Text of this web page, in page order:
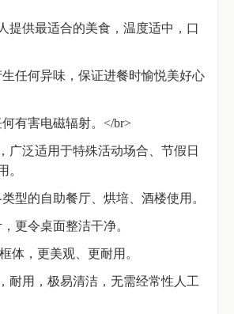
提供最适合的美食，温度适中，口
生任何异味，保证进餐时愉悦美好心
有害电磁辐射。</br>
广泛适用于特殊活动场合、节假日
。
型的自助餐厅、烘培、酒楼使用。
更令桌面整洁干净。
体，更美观、更耐用。
耐用，极易清洁，无需经常性人工